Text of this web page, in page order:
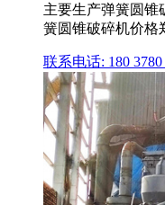
主要生产弹簧圆锥
簧圆锥破碎机价格
联系电话: 180 3780